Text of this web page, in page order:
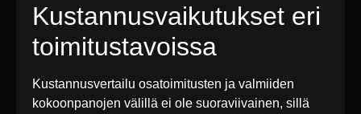
Kustannusvaikutukset eri
toimitustavoissa
Kustannusvertailu osatoimitusten ja valmiiden
kokoonpanojen välillä ei ole suoraviivainen, sillä